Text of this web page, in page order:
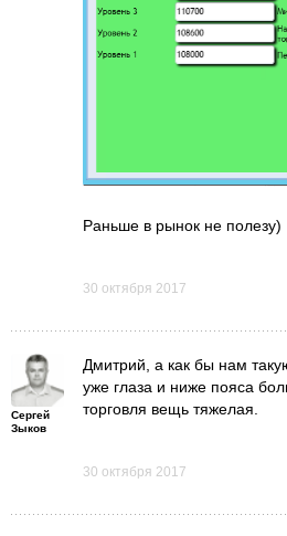
Раньше в рынок не полезу)
30 октября 2017
Сергей
Зыков
Дмитрий, а как бы нам
уже глаза и ниже пояса
торговля вещь тяжелая.
30 октября 2017